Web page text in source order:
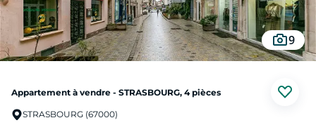
9
Appartement à vendre - STRASBOURG, 4 pièces
STRASBOURG (67000)